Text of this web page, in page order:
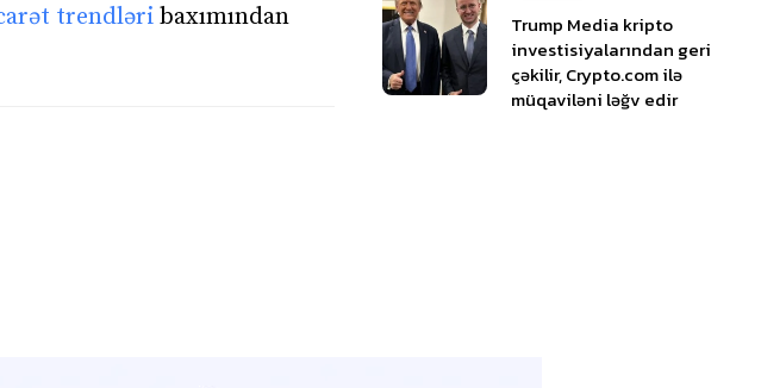
trendləribaxımından
Trump Media kripto
investisiyalarından geri
çəkilir, Crypto.com ilə
müqaviləni ləğv edir